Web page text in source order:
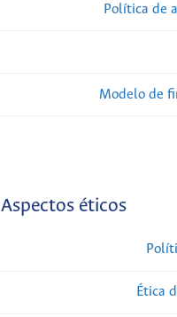
Política de
Modelo de
Aspectos éticos
Ética